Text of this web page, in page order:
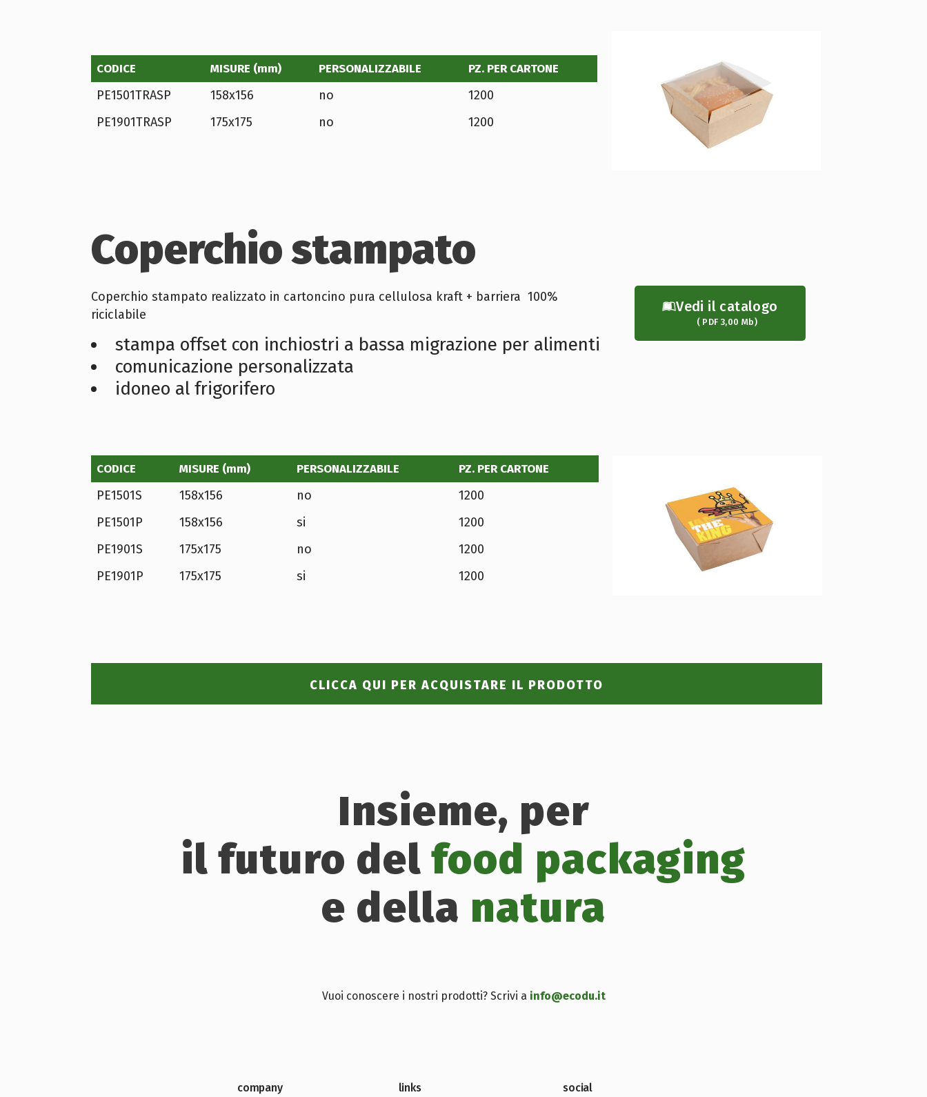
CODICE MISURE (mm) PERSONALIZZABILE PZ. PER CARTONE
PE1501TRASP 158x156 no
1200
PE1901TRASP
175x175 no 1200
Coperchio stampato
Coperchio stampato realizzato in cartoncino pura cellulosa kraft + barriera 100%
riciclabile
stampa offset con inchiostri a bassa migrazione per alimenti
comunicazione personalizzata
idoneo al frigorifero
Vedi il catalogo
( PDF 3,00 Mb)
CODICE MISURE (mm) PERSONALIZZABILE PZ. PER CARTONE
PE1501S 158x156 no
1200
PE1501P
158x156 si
1200
PE1901S
175x175 no
1200
PE1901P
175x175 si 1200
CLICCA QUI PER ACQUISTARE IL PRODOTTO
Insieme, per
il futuro delfood packaging
e della natura
Vuoi conoscere i nostri prodotti? Scrivi a info@ecodu.it
company links social